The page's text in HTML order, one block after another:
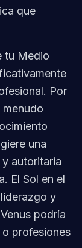
que
tu Medio
Por
una
autoritaria
El Sol en el
y
podría
o profesiones